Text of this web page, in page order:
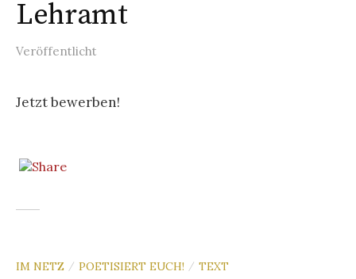
Lehramt
Veröffentlicht
Jetzt bewerben!
IM NETZ / POETISIERT EUCH! / TEXT